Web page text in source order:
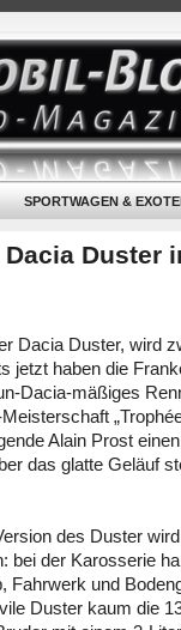
SPORTWAGEN &
Duster
Dacia Duster, wird
jetzt haben die
Dacia-mäßiges
Alain Prost einen
das glatte Geläuf
des Duster
bei der Karosserie
Fahrwerk und
Duster kaum die